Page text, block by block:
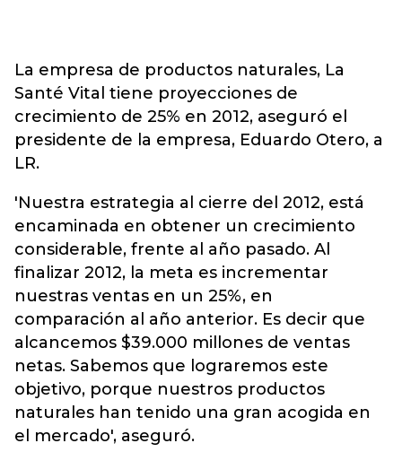
La empresa de productos naturales, La
Santé Vital tiene proyecciones de
crecimiento de 25% en 2012, aseguró el
presidente de la empresa, Eduardo Otero, a
LR.
'Nuestra estrategia al cierre del 2012, está
encaminada en obtener un crecimiento
considerable, frente al año pasado. Al
finalizar 2012, la meta es incrementar
nuestras ventas en un 25%, en
comparación al año anterior. Es decir que
alcancemos $39.000 millones de ventas
netas. Sabemos que lograremos este
objetivo, porque nuestros productos
naturales han tenido una gran acogida en
el mercado', aseguró.